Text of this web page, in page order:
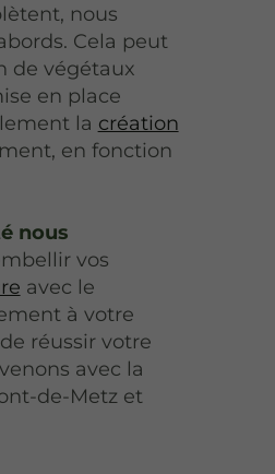
nous
Cela peut
de végétaux
en place
la création
en fonction
nous
vos
avec le
à votre
réussir votre
avec la
de-Metz et